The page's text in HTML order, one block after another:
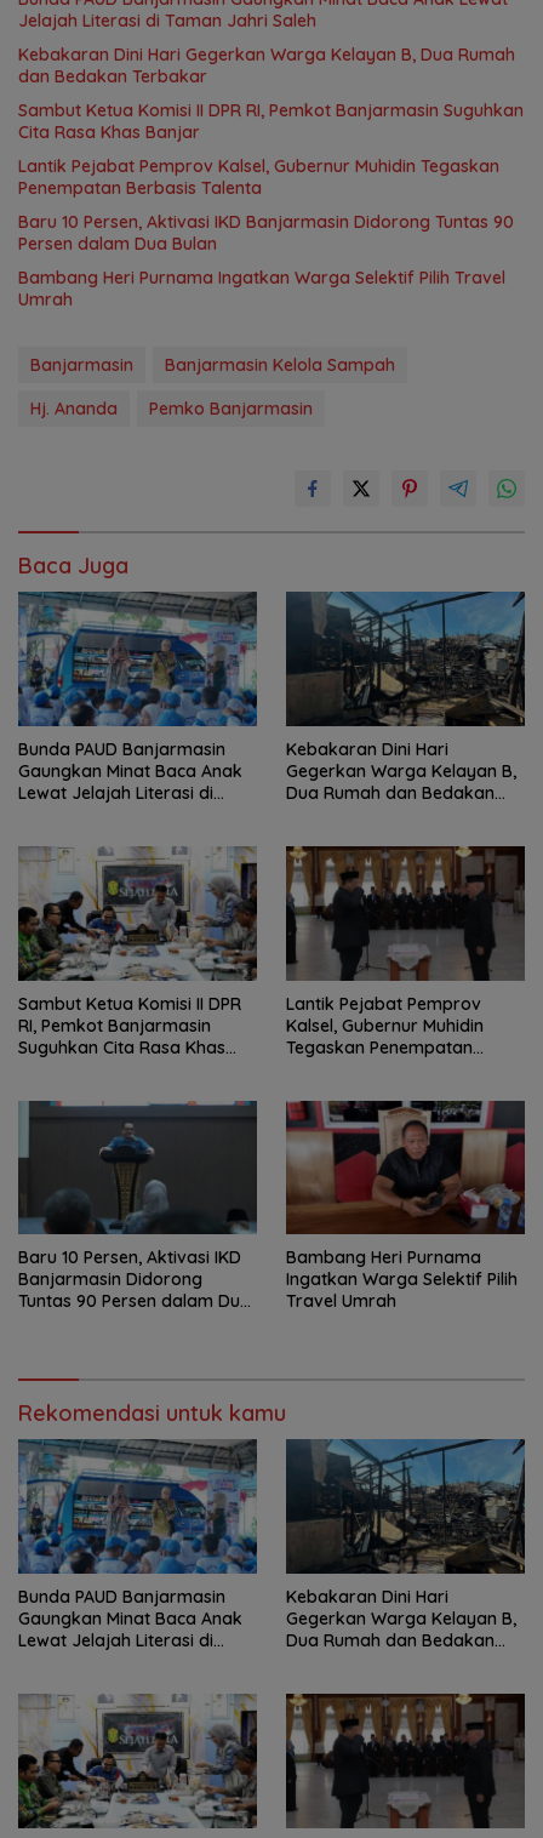
Jelajah Literasi di Taman Jahri Saleh
Kebakaran Dini Hari Gegerkan Warga Kelayan B, Dua Rumah
dan Bedakan Terbakar
Sambut Ketua Komisi II DPR RI, Pemkot Banjarmasin Suguhkan
Cita Rasa Khas Banjar
Lantik Pejabat Pemprov Kalsel, Gubernur Muhidin Tegaskan
Penempatan Berbasis Talenta
Baru 10 Persen, Aktivasi IKD Banjarmasin Didorong Tuntas 90
Persen dalam Dua Bulan
Bambang Heri Purnama Ingatkan Warga Selektif Pilih Travel
Umrah
Banjarmasin
Banjarmasin Kelola Sampah
Hj. Ananda
Pemko Banjarmasin
Baca Juga
Bunda PAUD Banjarmasin
Gaungkan Minat Baca Anak
Lewat Jelajah Literasi di
Kebakaran Dini Hari
Gegerkan Warga Kelayan B,
Dua Rumah dan Bedakan
Sambut Ketua Komisi II DPR
RI, Pemkot Banjarmasin
Suguhkan Cita Rasa Khas
Lantik Pejabat Pemprov
Kalsel, Gubernur Muhidin
Tegaskan Penempatan
Baru 10 Persen, Aktivasi IKD
Banjarmasin Didorong
Tuntas 90 Persen dalam Dua
Bambang Heri Purnama
Ingatkan Warga Selektif Pilih
Travel Umrah
Rekomendasi untuk kamu
Bunda PAUD Banjarmasin
Gaungkan Minat Baca Anak
Lewat Jelajah Literasi di
Kebakaran Dini Hari
Gegerkan Warga Kelayan B,
Dua Rumah dan Bedakan